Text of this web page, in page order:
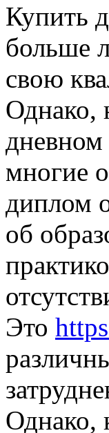
Купить
больше
свою
Однако,
многие
диплом
об
Это
Однако,